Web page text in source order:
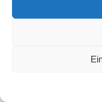
Food-
gerötete Rinde auf — ein
bestätigt es: cremiger